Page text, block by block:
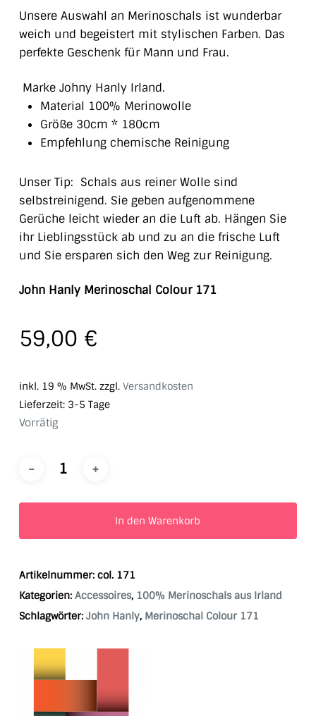
Unsere Auswahl an Merinoschals ist wunderbar
weich und begeistert mit stylischen Farben. Das
perfekte Geschenk für Mann und Frau.
Marke Johny Hanly Irland.
Material 100% Merinowolle
Größe 30cm * 180cm
Empfehlung chemische Reinigung
Unser Tip: Schals aus reiner Wolle sind
selbstreinigend. Sie geben aufgenommene
Gerüche leicht wieder an die Luft ab. Hängen Sie
ihr Lieblingsstück ab und zu an die frische Luft
und Sie ersparen sich den Weg zur Reinigung.
John Hanly Merinoschal Colour 171
59,00 €
inkl. 19 % MwSt. zzgl. Versandkosten
Lieferzeit: 3-5 Tage
Vorrätig
In den Warenkorb
Artikelnummer: col. 171
Kategorien: Accessoires, 100% Merinoschals aus Irland
Schlagwörter: John Hanly, Merinoschal Colour 171